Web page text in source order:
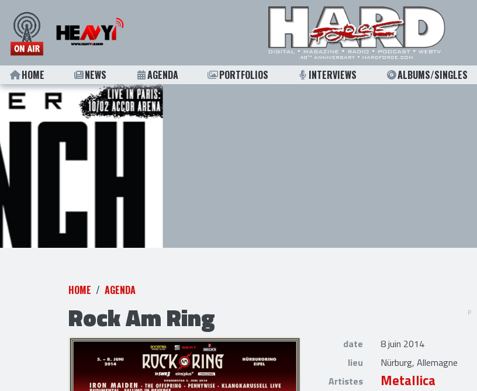
HOME NEWS AGENDA PORTFOLIOS INTERVIEWS ALBUMS/SINGLES
HOME AGENDA
Rock Am Ring
date
8 juin 2014